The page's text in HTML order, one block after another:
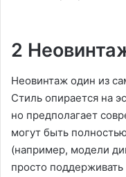
2
Неовинтаж один из
Стиль опирается на
но предполагает
могут быть
(например, модели
просто